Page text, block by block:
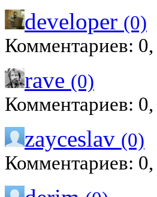
developer (0)
Комментариев:
rave (0)
Комментариев:
zayceslav (0)
Комментариев: